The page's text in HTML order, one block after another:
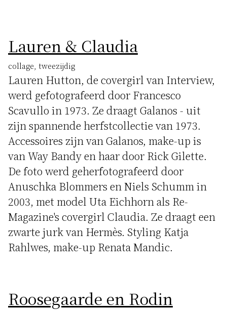
Lauren & Claudia
collage, tweezijdig
Lauren Hutton, de covergirl van Interview,
werd gefotografeerd door Francesco
Scavullo in 1973. Ze draagt Galanos - uit
zijn spannende herfstcollectie van 1973.
Accessoires zijn van Galanos, make-up is
van Way Bandy en haar door Rick Gilette.
De foto werd geherfotografeerd door
Anuschka Blommers en Niels Schumm in
2003, met model Uta Eichhorn als Re-
Magazine's covergirl Claudia. Ze draagt een
zwarte jurk van Hermès. Styling Katja
Rahlwes, make-up Renata Mandic.
Roosegaarde en Rodin